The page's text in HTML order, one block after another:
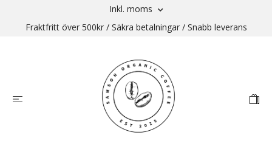
Inkl. moms
Fraktfritt över 500kr / Säkra betalningar / Snabb leverans